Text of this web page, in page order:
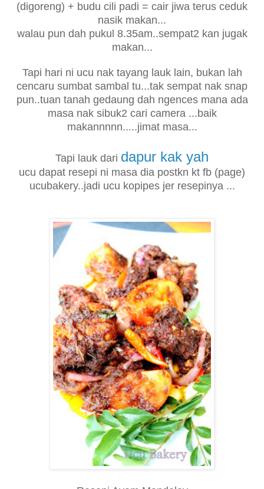
(digoreng) + budu cili padi = cair jiwa terus ceduk
nasik makan...
walau pun dah pukul 8.35am..sempat2 kan jugak
makan...
Tapi hari ni ucu nak tayang lauk lain, bukan lah
cencaru sumbat sambal tu...tak sempat nak snap
pun..tuan tanah gedaung dah ngences mana ada
masa nak sibuk2 cari camera ...baik
makannnnn.....jimat masa...
Tapi lauk dari dapur kak yah
ucu dapat resepi ni masa dia postkn kt fb (page)
ucubakery..jadi ucu kopipes jer resepinya ...